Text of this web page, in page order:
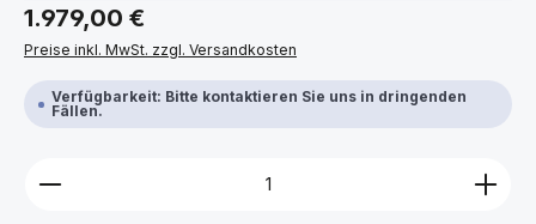
Regulärer Preis:
1.979,00 €
Preise inkl. MwSt. zzgl. Versandkosten
Verfügbarkeit: Bitte kontaktieren Sie uns in dringenden
Fällen.
Produkt Anzahl: Gib den gewünschten Wert ein